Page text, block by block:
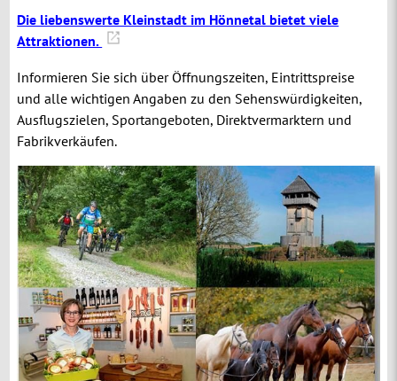
Die liebenswerte Kleinstadt im Hönnetal bietet viele
Attraktionen.
Informieren Sie sich über Öffnungszeiten, Eintrittspreise
und alle wichtigen Angaben zu den Sehenswürdigkeiten,
Ausflugszielen, Sportangeboten, Direktvermarktern und
Fabrikverkäufen.